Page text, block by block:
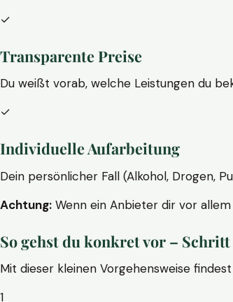
✓
Transparente Preise
Du weißt vorab, welche Leistungen du
✓
Individuelle Aufarbeitung
Dein persönlicher Fall (Alkohol, Drogen,
Achtung: Wenn ein Anbieter dir vor
So gehst du konkret vor –
Mit dieser kleinen Vorgehensweise
1